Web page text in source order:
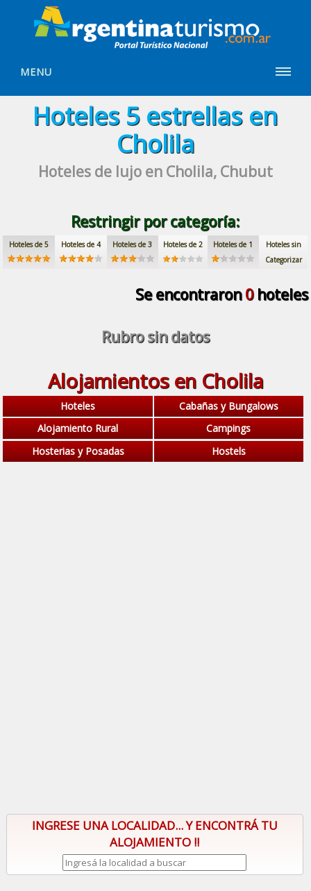
MENU
Hoteles 5 estrellasen
Cholila
Hoteles de lujoen Cholila, Chubut
Restringir por categoría:
Hoteles de 5 Hoteles de 4 Hoteles de 3 Hoteles de 2 Hoteles de 1
Hoteles sin
Categorizar
Se encontraron0hoteles
Rubro sin datos
Alojamientos en Cholila
Hoteles
Cabañas y Bungalows
Alojamiento Rural
Campings
Hosterias y Posadas
Hostels
INGRESE UNA LOCALIDAD... Y ENCONTRÁ TU
ALOJAMIENTO !!